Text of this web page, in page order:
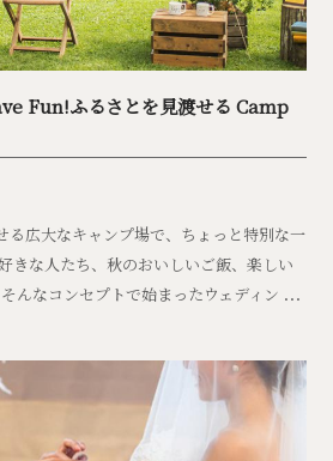
Fun!ふるさとを見渡せる Camp
る広大なキャンプ場で、ちょっと特別な一
きな人たち、秋のおいしいご飯、楽しい
んなコンセプトで始まったウェディン
に。」 どこまでも広がる秋の青空と、
にゲストの方も自然と笑顔に。 大好きな
味しい香り、鳥のさえずる声、穏やかに吹